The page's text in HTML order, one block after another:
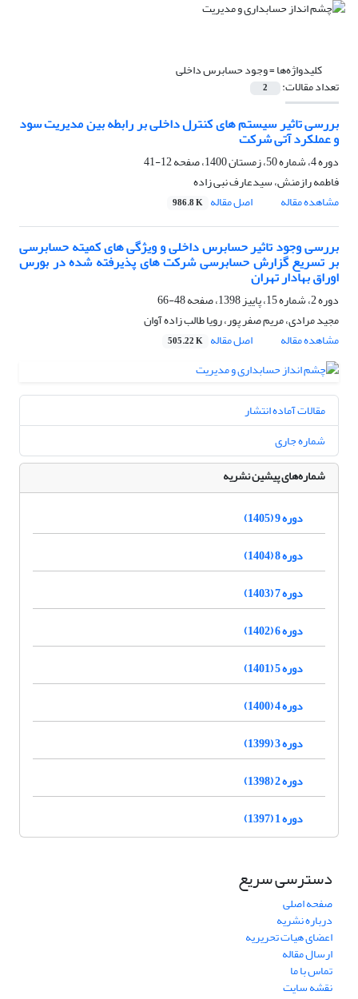
کلیدواژه‌ها =وجود حسابرس داخلی
تعداد مقالات: 2
بررسی تاثیر سیستم های کنترل داخلی بر رابطه بین مدیریت سود
و عملکرد آتی شرکت
دوره 4، شماره 50، زمستان 1400، صفحه
12-41
فاطمه رازمنش، سیدعارف نبی زاده
مشاهده مقاله
اصل مقاله 986.8 K
بررسی وجود تاثیر حسابرس داخلی و ویژگی های کمیته حسابرسی
بر تسریع گزارش حسابرسی شرکت های پذیرفته شده در بورس
اوراق بهادار تهران
دوره 2، شماره 15، پاییز 1398، صفحه
48-66
مجید مرادی، مریم صفر پور، رویا طالب زاده آوان
مشاهده مقاله
اصل مقاله 505.22 K
مقالات آماده انتشار
شماره جاری
شماره‌های پیشین نشریه
دوره 9 (1405)
دوره 8 (1404)
دوره 7 (1403)
دوره 6 (1402)
دوره 5 (1401)
دوره 4 (1400)
دوره 3 (1399)
دوره 2 (1398)
دوره 1 (1397)
دسترسی سریع
صفحه اصلی
درباره نشریه
اعضای هیات تحریریه
ارسال مقاله
تماس با ما
نقشه سایت